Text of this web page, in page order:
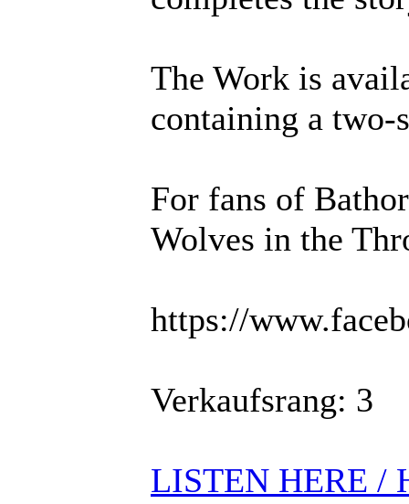
The Work is
containing a two-
For fans of
Wolves in the
https://
Verkaufsrang: 3
LISTEN HERE /